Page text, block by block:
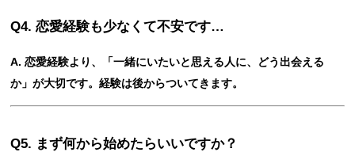
Q4. 恋愛経験も少なくて不安です…
A. 恋愛経験より、「一緒にいたいと思える人に、どう出会える
か」が大切です。経験は後からついてきます。
Q5. まず何から始めたらいいですか？